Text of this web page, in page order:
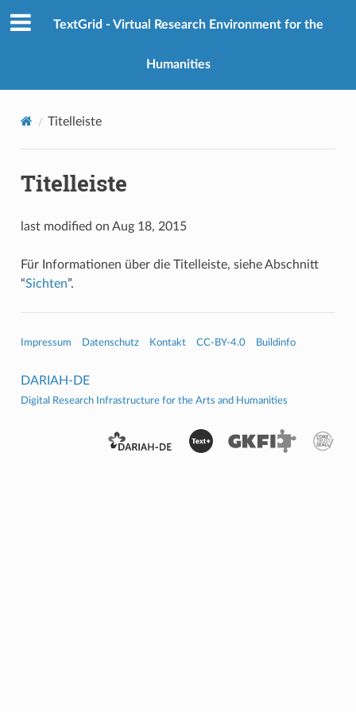
TextGrid - Virtual Research Environment for the
Humanities
Titelleiste
Titelleiste
last modified on Aug 18, 2015
Für Informationen über die Titelleiste, siehe Abschnitt
“Sichten”.
Impressum Datenschutz Kontakt CC-BY-4.0 Buildinfo
DARIAH-DE
Digital Research Infrastructure for the Arts and Humanities